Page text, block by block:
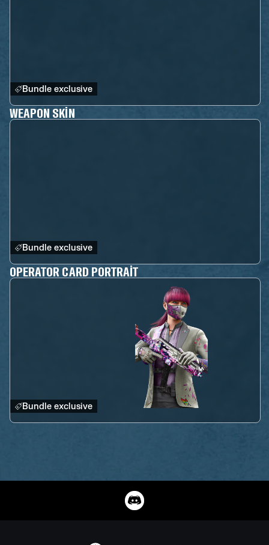
Bundle exclusive
WEAPON SKIN
Bundle exclusive
OPERATOR CARD PORTRAIT
Bundle exclusive